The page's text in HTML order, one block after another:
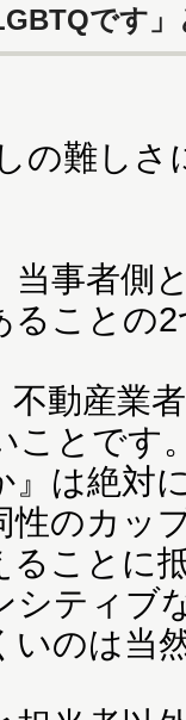
です
の難しさ
当事者側
ることの
動産業
ことです
』は絶対
性のカッ
ることに
シティブ
いのは当